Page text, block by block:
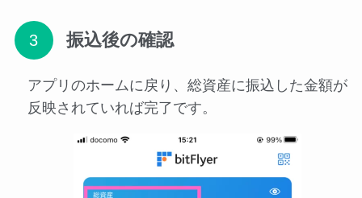
振込後の確認
アプリのホームに戻り、総資産に振込した金額が
反映されていれば完了です。